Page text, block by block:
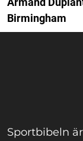
Birmingham
Sportbibeln